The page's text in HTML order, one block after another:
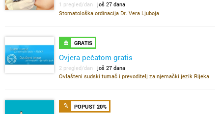
1 pregled/dan još 27 dana
Stomatološka ordinacija Dr. Vera Ljuboja
GRATIS
Ovjera pečatom gratis
2 pregled/dan još 27 dana
Ovlašteni sudski tumač i prevoditelj za njemački jezik Rijeka
POPUST 20%